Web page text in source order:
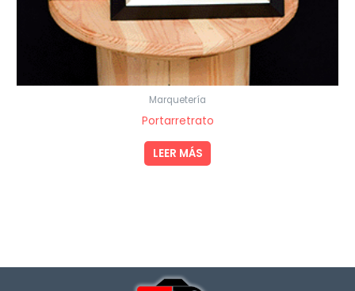
Marquetería
Portarretrato
LEER MÁS